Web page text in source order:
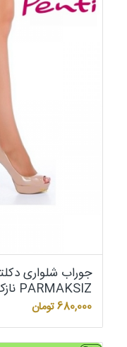
PARMAKSIZ نازک رنگ مشکی
680,000تومان